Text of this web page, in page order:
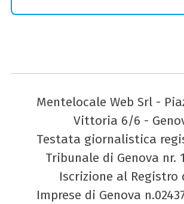
Mentelocale Web Srl -
Vittoria 6/6 -
Testata giornalistica
Tribunale di Genova nr.
Iscrizione al Registro
Imprese di Genova